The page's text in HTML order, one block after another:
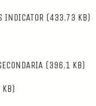
INDICATOR (433.73 KB)
(396.1 KB)